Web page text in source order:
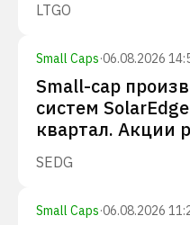
LTGO
Small Caps·06.08.2026
Small-cap
систем
квартал. Акции
SEDG
Small Caps·06.08.2026